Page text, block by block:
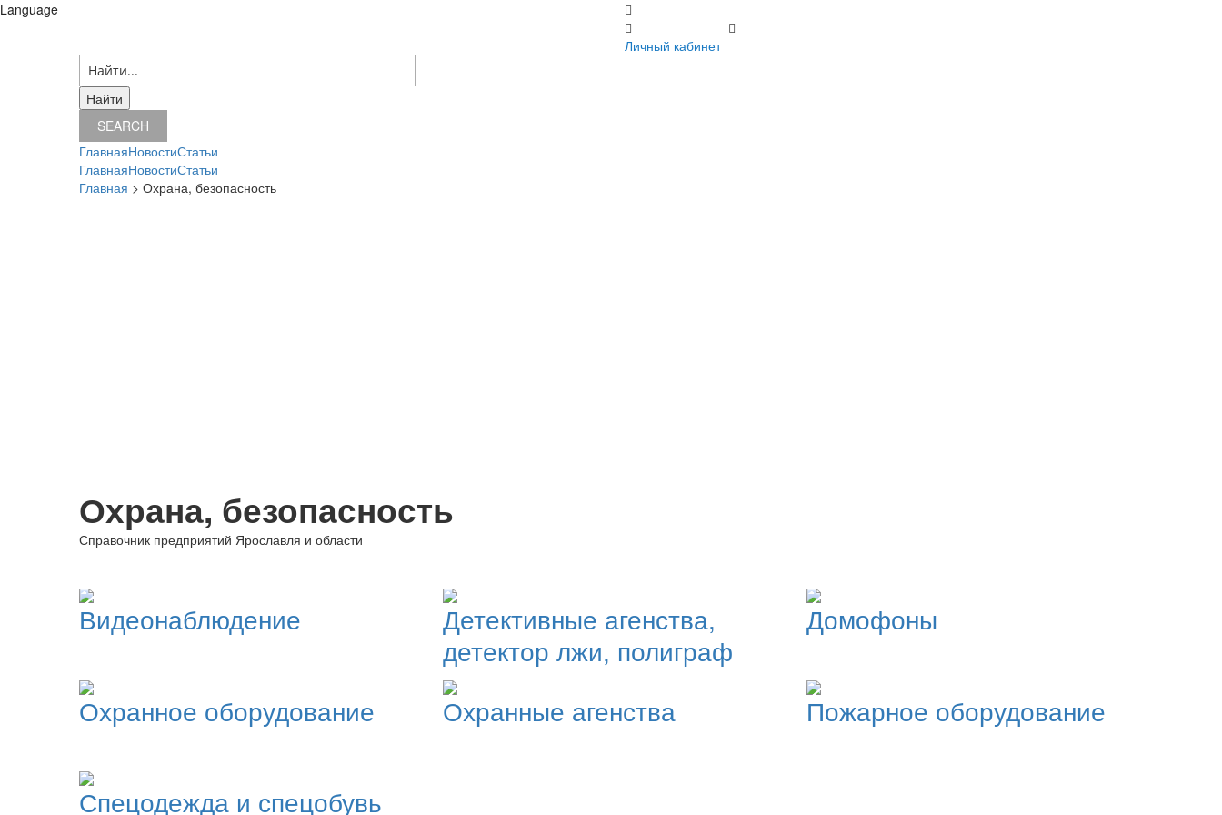
Language
Личный кабинет
SEARCH
ГлавнаяНовостиСтатьи
ГлавнаяНовостиСтатьи
Главная > Охрана, безопасность
Охрана, безопасность
Справочник предприятий Ярославля и области
Видеонаблюдение
Детективные агенства,
детектор лжи, полиграф
Домофоны
Охранное оборудование Охранные агенства Пожарное оборудование
Спецодежда и спецобувь